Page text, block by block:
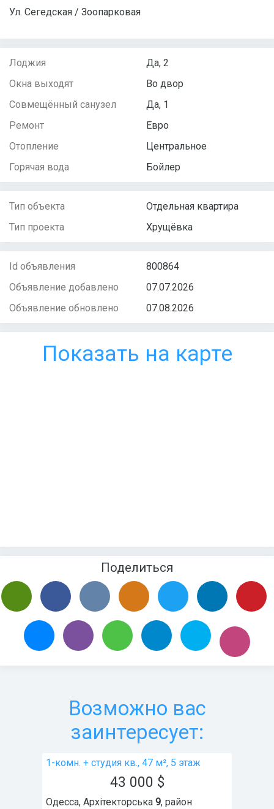
Ул. Сегедская / Зоопарковая
Лоджия
Да, 2
Окна выходят
Во двор
Совмещённый санузел
Да, 1
Ремонт
Евро
Отопление
Центральное
Горячая вода
Бойлер
Тип объекта
Отдельная квартира
Тип проекта
Хрущёвка
Id объявления
800864
Объявление добавлено
07.07.2026
Объявление обновлено
07.08.2026
Показать на карте
Поделиться
Возможно вас
заинтересует:
1-комн. + студия кв., 47 м², 5 этаж
43 000 $
Одесса, Архітекторська 9, район